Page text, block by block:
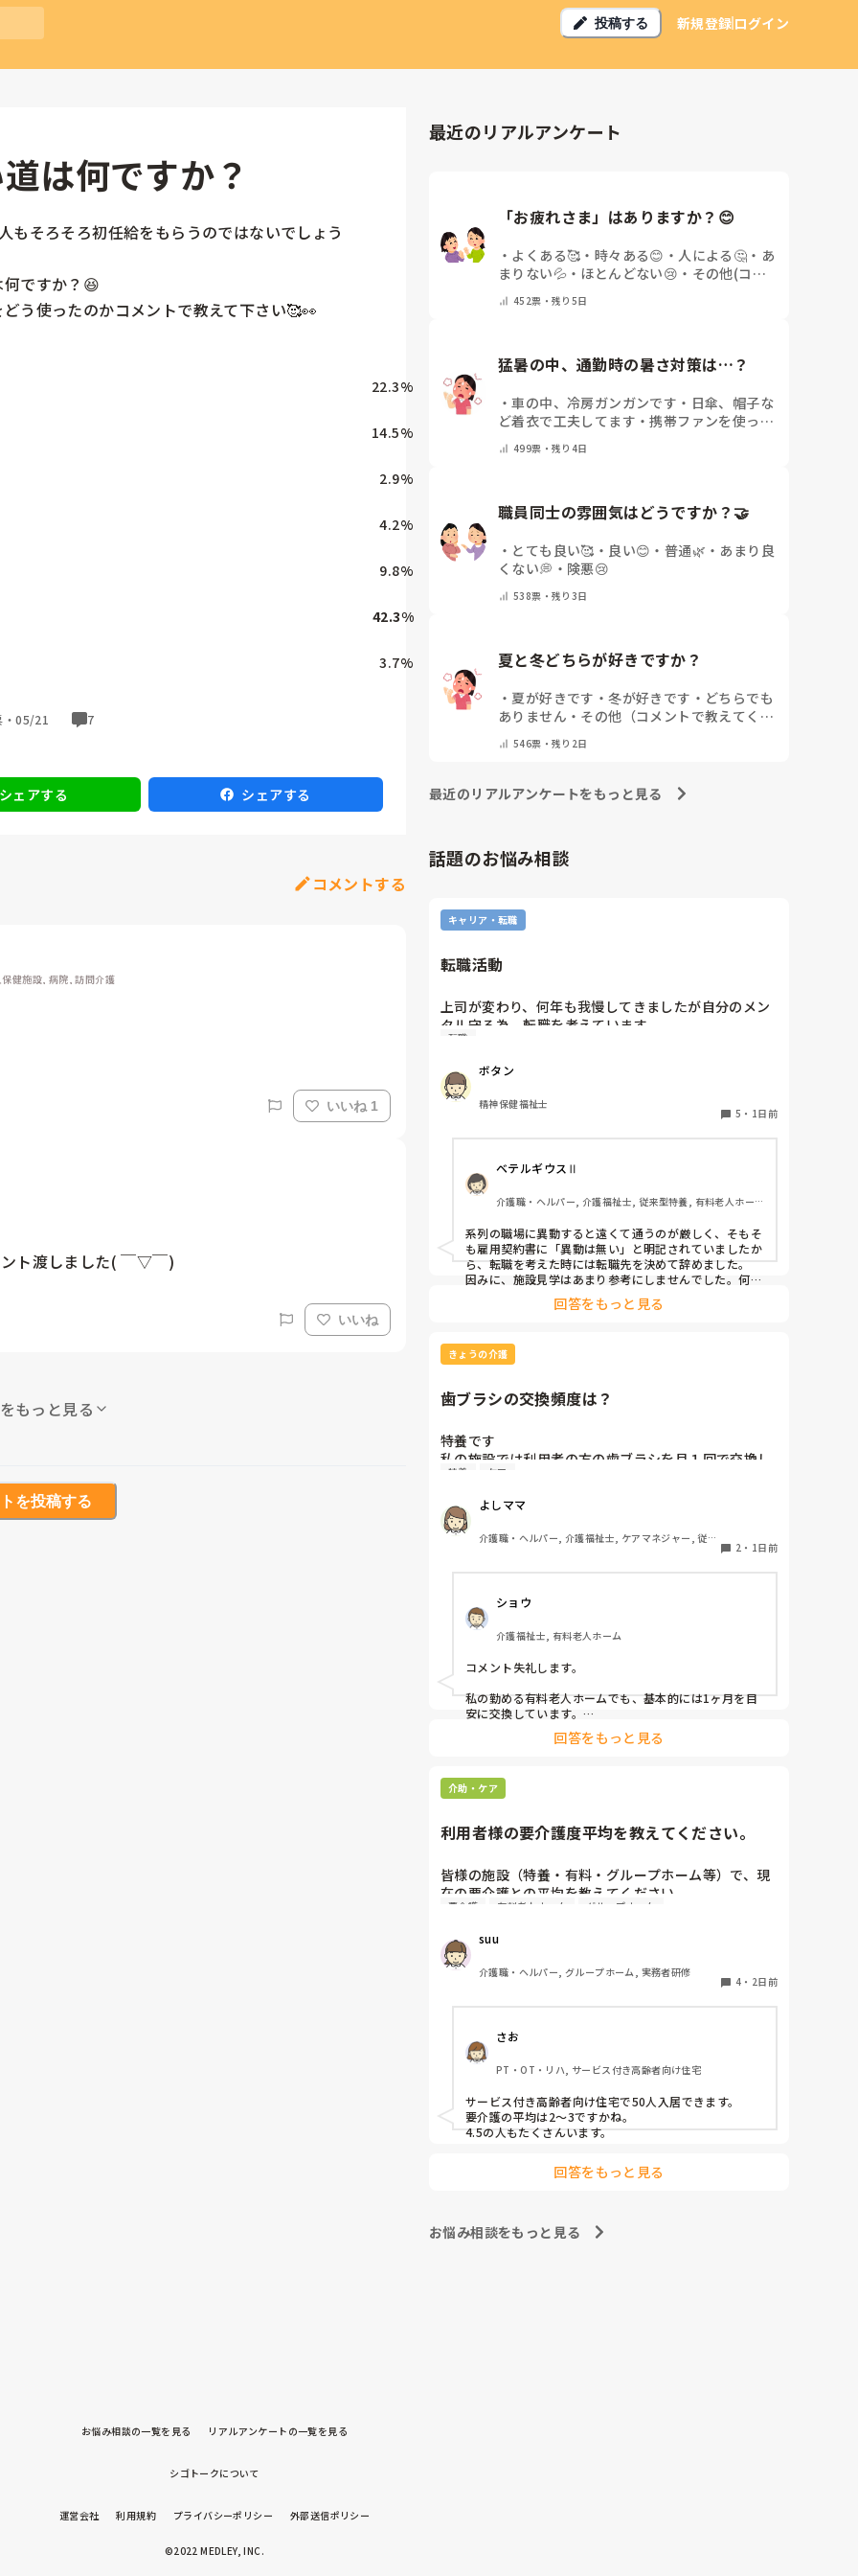
投稿する 新規登録ログイン
は何ですか？
もそろそろ初任給をもらうのではないでしょう
ですか？😆
う使ったのかコメントで教えて下さい🥰👀
22.3%
14.5%
2.9%
4.2%
9.8%
42.3%
3.7%
・05/21 7
シェアする シェアする
コメントする
健施設, 病院, 訪問介護
いいね 1
ト渡しました( ￣▽￣)
いいね
もっと見る
を投稿する
最近のリアルアンケート
「お疲れさま」はありますか？😊
・ よくある🥰 ・ 時々ある😊 ・ 人による🤔 ・ あ
まりない💦 ・ ほとんどない😢 ・ その他(コメ
452票・残り5日
猛暑の中、通勤時の暑さ対策は…？
・車の中、冷房ガンガンです ・ 日傘、帽子な
ど着衣で工夫してます ・携帯ファンを使って
対策はしていません
499票・残り4日
職員同士の雰囲気はどうですか？🤝
・ とても良い🥰 ・ 良い😊 ・ 普通🌿 ・ あまり良
くない💭 ・ 険悪😢
538票・残り3日
夏と冬どちらが好きですか？
・ 夏が好きです ・冬が好きです ・ どちらでも
ありません ・ その他（コメントで教えてくだ
546票・残り2日
最近のリアルアンケートをもっと見る
話題のお悩み相談
キャリア・転職
転職活動
上司が変わり、何年も我慢してきましたが自分のメン
タル守る為、転職を考えています。
納得できる仕事に出会うまでの間
②系列の他職場に移動する
皆さんならどうしますか？
また、就活中、積極的に施設見学等をしましたか？
転職
ボタン
精神保健福祉士
5 ・ 1日前
ベテルギウスⅡ
介護職・ヘルパー, 介護福祉士, 従来型特養, 有料老人ホー
修, 実務者研修, ユニット型特養
系列の職場に異動すると遠くて通うのが厳しく、そもそ
も雇用契約書に「異動は無い」と明記されていましたか
ら、転職を考えた時には転職先を決めて辞めました。
因みに、施設見学はあまり参考にしませんでした。何故
なら、短時間でほんの一部分しか見させてくれないので
良し悪しは判断出来ないからです。職場の人間関係は働
回答をもっと見る
きょうの介護
歯ブラシの交換頻度は？
特養です
私の施設では利用者の方の歯ブラシを月１回で交換し
ています、みなさんのところはどれくらいの頻度で交
特養 ケア
よしママ
介護職・ヘルパー, 介護福祉士, ケアマネジャー, 従来
2 ・ 1日前
ショウ
介護福祉士, 有料老人ホーム
コメント失礼します。
私の勤める有料老人ホームでも、基本的には1ヶ月を目
安に交換しています。
ただ、施設柄お元気な方も多く、ある程度自立されてい
る方に関してはご本人のペースにお任せしています。
また、中には経済的な理由で頻繁な購入が難しい方もい
らっしゃるため、状態を見つつ交換間隔を少し長めにす
他の施設での対応も気になりますね。参考になれば幸い
回答をもっと見る
介助・ケア
利用者様の要介護度平均を教えてください。
皆様の施設（特養・有料・グループホーム等）で、現
在の要介護との平均を教えてください。
す。
要介護 有料老人ホーム グループホーム
suu
介護職・ヘルパー, グループホーム, 実務者研修
4 ・ 2日前
さお
PT・OT・リハ, サービス付き高齢者向け住宅
サービス付き高齢者向け住宅で50人入居できます。
要介護の平均は2〜3ですかね。
4.5の人もたくさんいます。
回答をもっと見る
お悩み相談をもっと見る
お悩み相談の一覧を見る リアルアンケートの一覧を見る
シゴトークについて
運営会社 利用規約 プライバシーポリシー 外部送信ポリシー
©2022 MEDLEY, INC.